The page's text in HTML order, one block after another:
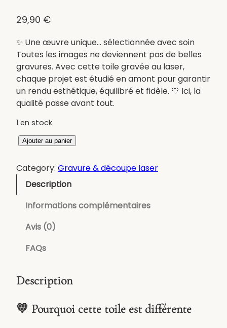
29,90 €
✨ Une œuvre unique… sélectionnée avec soin
Toutes les images ne deviennent pas de belles
gravures. Avec cette toile gravée au laser,
chaque projet est étudié en amont pour garantir
un rendu esthétique, équilibré et fidèle. 💛 Ici, la
qualité passe avant tout.
1 en stock
q
a
n
o
i
e
Ajouter au panier
Category: Gravure & découpe laser
Description
Informations complémentaires
Avis (0)
FAQs
Description
💛 Pourquoi cette toile est différente